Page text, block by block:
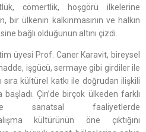
cömertlik, hoşgörü ilkelerine
bir ülkenin kalkınmasının ve halkın
bağlı olduğunun altını çizdi.
üyesi Prof. Caner Karavit, bireysel
işgücü, sermaye gibi girdiler ile
sıra kültürel katkı ile doğrudan ilişkili
Çin’de birçok ülkeden farklı
faaliyetlerde
kültürünün öne çıktığını